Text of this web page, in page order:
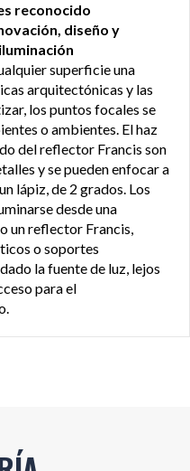
reconocido
diseño y
superficie una
arquitectónicas y las
los puntos focales se
o ambientes. El haz
del reflector Francis son
y se pueden enfocar a
lápiz, de 2 grados. Los
desde una
un reflector Francis,
o soportes
la fuente de luz, lejos
para el